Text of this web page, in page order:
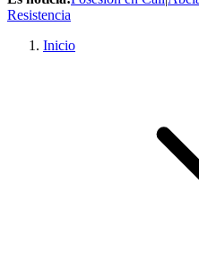
Resistencia
Inicio